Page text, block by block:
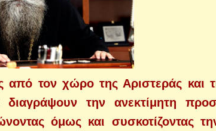
από τον χώρο της Αριστεράς και
την ανεκτίμητη
όμως και συσκοτίζοντας